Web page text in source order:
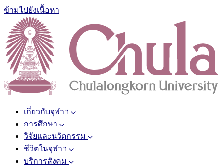
ข้ามไปยังเนื้อหา
เกี่ยวกับจุฬาฯ
การศึกษา
วิจัยและนวัตกรรม
ชีวิตในจุฬาฯ
บริการสังคม